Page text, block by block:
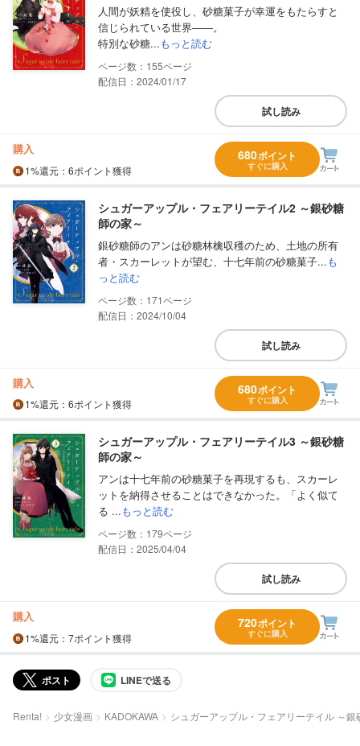
人間が妖精を使役し、砂糖菓子が幸運をもたらすと
信じられている世界――。
特別な砂糖...もっと読む
155
配信日：2024/01/17
試し読み
購入
1%還元 ：6ポイント獲得
680ポイント
すぐに購入
シュガーアップル・フェアリーテイル2 ～銀砂糖
師の家～
銀砂糖師のアンは砂糖林檎収穫のため、土地の所有
者・スカーレットが望む、十七年前の砂糖菓子...も
っと読む
171
配信日：2024/10/04
試し読み
購入
1%還元 ：6ポイント獲得
680ポイント
すぐに購入
シュガーアップル・フェアリーテイル3 ～銀砂糖
師の家～
アンは十七年前の砂糖菓子を再現するも、スカーレ
ットを納得させることはできなかった。「よく似て
る ...もっと読む
179
配信日：2025/04/04
試し読み
購入
1%還元 ：7ポイント獲得
720ポイント
すぐに購入
ポスト LINEで送る
Renta! 少女漫画 KADOKAWA シュガーアップル・フェアリーテイル ～銀